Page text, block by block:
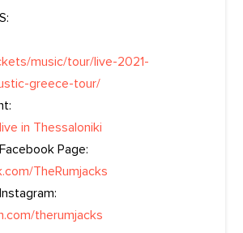
music/tour/live-2021-
greece-tour/
in Thessaloniki
Page:
TheRumjacks
therumjacks